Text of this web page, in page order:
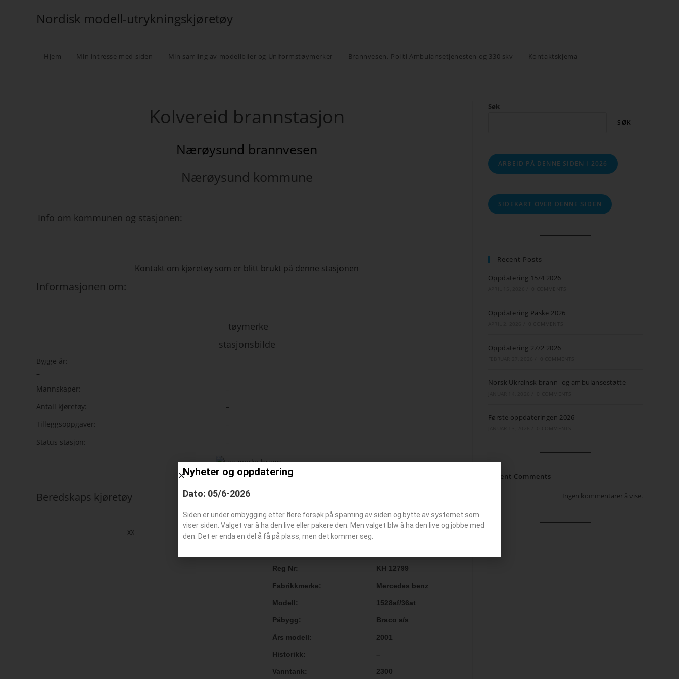
Nordisk modell-utrykningskjøretøy
Hjem Min intresse med siden Min samling av modellbiler og Uniformstøymerker Brannvesen, Politi Ambulansetjenesten og 330 skv Kontaktskjema
Kolvereid brannstasjon
Nærøysund brannvesen
Nærøysund kommune
Info om kommunen og stasjonen:
Kontakt om kjøretøy som er blitt brukt på denne stasjonen
Informasjonen om:
tøymerke
stasjonsbilde
Bygge år:
–
Mannskaper:
–
Antall kjøretøy:
–
Tilleggsoppgaver:
–
Status stasjon:
–
Beredskaps kjøretøy
xx Kallesignal / Bilummer
Reg Nr KH 12799
Fabrikkmerke Mercedes benz
Modell 1528af/36at
Påbygg Braco a/s
Års modell 2001
Historikk –
Vanntank 2300
Søk
SØK
ARBEID PÅ DENNE SIDEN I 2026
SIDEKART OVER DENNE SIDEN
Recent Posts
Oppdatering 15/4 2026
Oppdatering Påske 2026
Oppdatering 27/2 2026
Norsk Ukrainsk brann- og ambulansestøtte
Første oppdateringen 2026
Recent Comments
Ingen kommentarer å vise.
Nyheter og oppdatering
Dato: 05/6-2026
Siden er under ombygging etter flere forsøk på spaming av siden og bytte av systemet som
viser siden. Valget var å ha den live eller pakere den. Men valget blw å ha den live og jobbe med
den. Det er enda en del å få på plass, men det kommer seg.